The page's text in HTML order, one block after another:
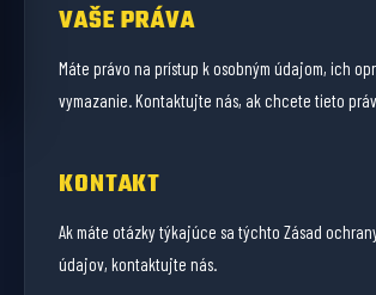
VAŠE PRÁVA
Máte právo na prístup k osobným údajom, ich
vymazanie. Kontaktujte nás, ak chcete tieto
KONTAKT
Ak máte otázky týkajúce sa týchto Zásad
údajov, kontaktujte nás.